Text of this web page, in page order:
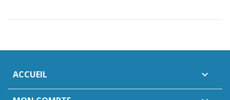
ACCUEIL 